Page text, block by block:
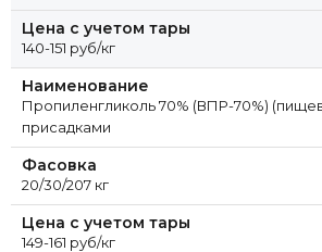
Цена с учетом тары
140-151 руб/кг
Наименование
Пропиленгликоль 70% (ВПР-70%)
присадками
Фасовка
20/30/207 кг
Цена с учетом тары
149-161 руб/кг